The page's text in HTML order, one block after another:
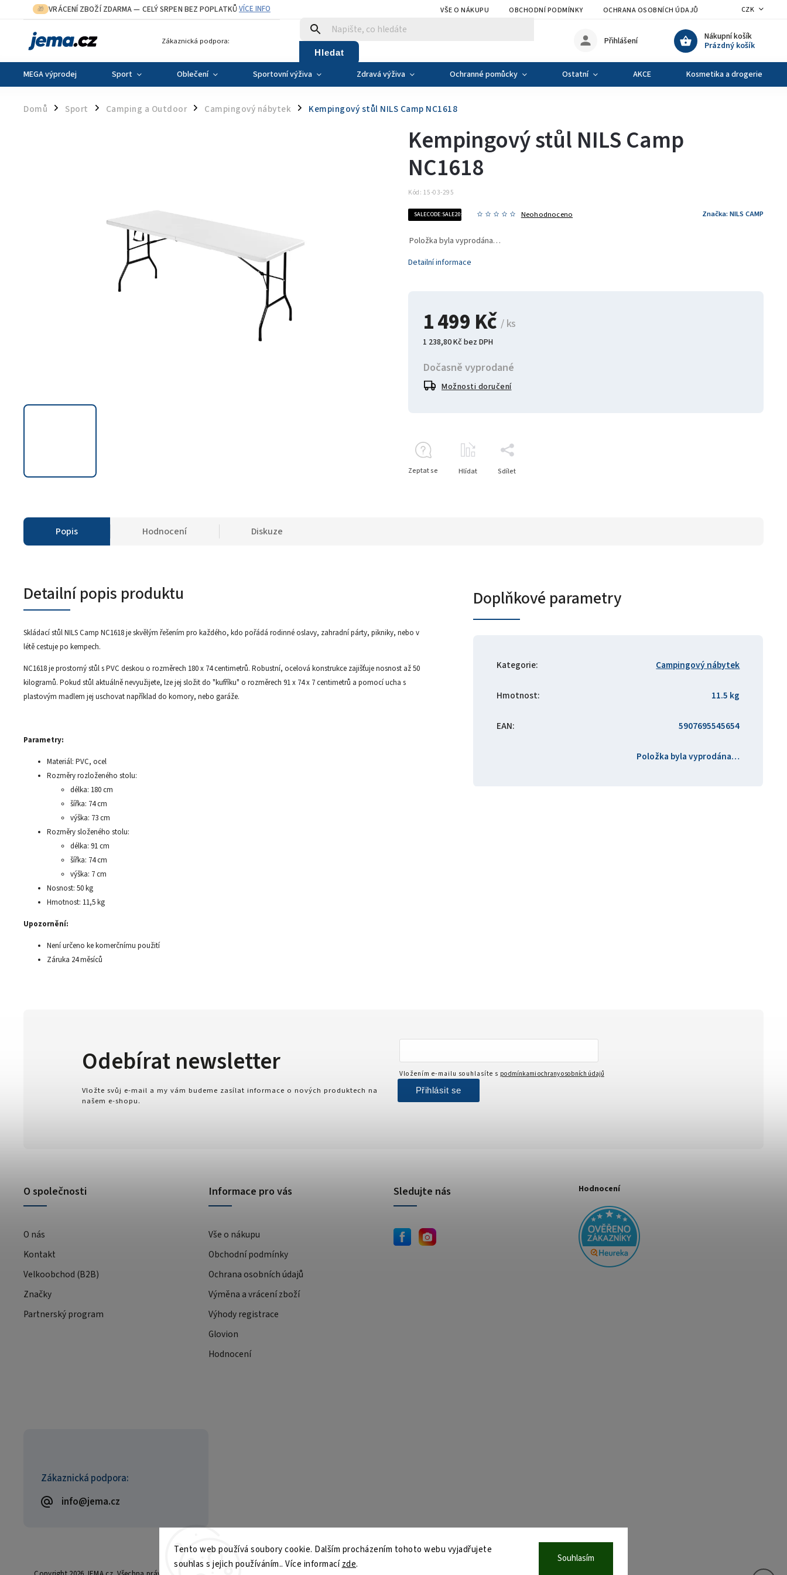
Tento web používá soubory cookie. Dalším procházením tohoto webu vyjadřujete
souhlas s jejich používáním.. Více informacízde. Souhlasím
🎁 VRÁCENÍ ZBOŽÍ ZDARMA— CELÝ SRPEN BEZ POPLATKŮ·VÍCE INFO VŠE O NÁKUPU OBCHODNÍ PODMÍNKY OCHRANA OSOBNÍCH ÚDAJŮ VÝMĚNA A VRÁCENÍ
CZK
Zákaznická podpora:
Hledat
Nákupní košík
Prázdný košík
Přihlášení
MEGA výprodej Sport Oblečení Sportovní výživa Zdravá výživa Ochranné pomůcky Ostatní AKCE Kosmetika a drogerie
Domů / Sport / Camping a Outdoor / Campingový nábytek / Kempingový stůl NILS Camp NC1618
1 499 Kč/ ks
1 238,80 Kč bez DPH
Dočasně vyprodané
Možnosti doručení
Kempingový stůl NILS Camp
NC1618
Kód: 15-03-295
SALECODE:SALE20:20:% Neohodnoceno Značka: NILS CAMP
Položka byla vyprodána…
Detailní informace
Zeptat se Hlídat Sdílet
Popis Hodnocení Diskuze
Detailní popis produktu
Skládací stůl NILS Camp NC1618 je skvělým řešením pro každého, kdo pořádá rodinné oslavy, zahradní párty, pikniky, nebo v
létě cestuje po kempech.
NC1618 je prostorný stůl s PVC deskou o rozměrech 180 x 74 centimetrů. Robustní, ocelová konstrukce zajišťuje nosnost až 50
kilogramů. Pokud stůl aktuálně nevyužijete, lze jej složit do "kufříku" o rozměrech 91 x 74 x 7 centimetrů a pomocí ucha s
plastovým madlem jej uschovat například do komory, nebo garáže.
Parametry:
Materiál: PVC, ocel
Rozměry rozloženého stolu:
délka: 180 cm
šířka: 74 cm
výška: 73 cm
Rozměry složeného stolu:
délka: 91 cm
šířka: 74 cm
výška: 7 cm
Nosnost: 50 kg
Hmotnost: 11,5 kg
Upozornění:
Není určeno ke komerčnímu použití
Záruka 24 měsíců
Doplňkové parametry
Kategorie: Campingový nábytek
Hmotnost: 11.5 kg
EAN: 5907695545654
Položka byla vyprodána…
Zákaznická podpora:
info@jema.cz
O společnosti
O nás
Kontakt
Velkoobchod (B2B)
Značky
Partnerský program
Informace pro vás
Vše o nákupu
Obchodní podmínky
Ochrana osobních údajů
Výměna a vrácení zboží
Výhody registrace
Glovion
Hodnocení
Odebírat newsletter
Vložte svůj e-mail a my vám budeme zasílat informace o nových produktech na
našem e-shopu.
Vložením e-mailu souhlasíte s podmínkami ochrany osobních údajů
Přihlásit se
Sledujte nás Hodnocení